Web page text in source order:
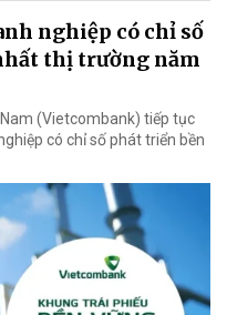
nghiệp có chỉ số
thị trường năm
(Vietcombank) tiếp tục
có chỉ số phát triển bền